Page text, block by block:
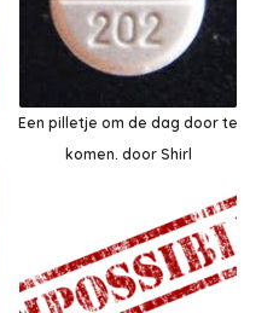
Een pilletje om de dag door te
komen. door Shirl